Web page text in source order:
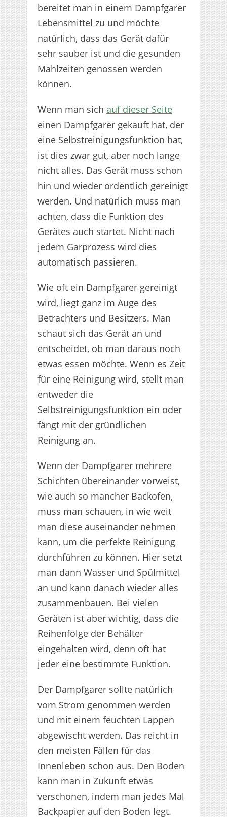
bereitet man in einem Dampfgarer
Lebensmittel zu und möchte
natürlich, dass das Gerät dafür
sehr sauber ist und die gesunden
Mahlzeiten genossen werden
können.
Wenn man sich auf dieser Seite
einen Dampfgarer gekauft hat, der
eine Selbstreinigungsfunktion hat,
ist dies zwar gut, aber noch lange
nicht alles. Das Gerät muss schon
hin und wieder ordentlich gereinigt
werden. Und natürlich muss man
achten, dass die Funktion des
Gerätes auch startet. Nicht nach
jedem Garprozess wird dies
automatisch passieren.
Wie oft ein Dampfgarer gereinigt
wird, liegt ganz im Auge des
Betrachters und Besitzers. Man
schaut sich das Gerät an und
entscheidet, ob man daraus noch
etwas essen möchte. Wenn es Zeit
für eine Reinigung wird, stellt man
entweder die
Selbstreinigungsfunktion ein oder
fängt mit der gründlichen
Reinigung an.
Wenn der Dampfgarer mehrere
Schichten übereinander vorweist,
wie auch so mancher Backofen,
muss man schauen, in wie weit
man diese auseinander nehmen
kann, um die perfekte Reinigung
durchführen zu können. Hier setzt
man dann Wasser und Spülmittel
an und kann danach wieder alles
zusammenbauen. Bei vielen
Geräten ist aber wichtig, dass die
Reihenfolge der Behälter
eingehalten wird, denn oft hat
jeder eine bestimmte Funktion.
Der Dampfgarer sollte natürlich
vom Strom genommen werden
und mit einem feuchten Lappen
abgewischt werden. Das reicht in
den meisten Fällen für das
Innenleben schon aus. Den Boden
kann man in Zukunft etwas
verschonen, indem man jedes Mal
Backpapier auf den Boden legt.